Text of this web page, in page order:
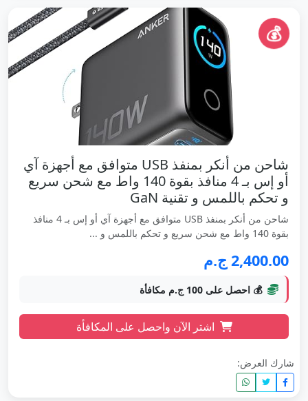
💰
شاحن من أنكر بمنفذ USB متوافق مع أجهزة آي
أو إس بـ 4 منافذ بقوة 140 واط مع شحن سريع
و تحكم باللمس و تقنية GaN
شاحن من أنكر بمنفذ USB متوافق مع أجهزة آي أو إس بـ 4 منافذ
بقوة 140 واط مع شحن سريع و تحكم باللمس و ...
2,400.00 ج.م
💰 احصل على 100 ج.م مكافأة
اشتر الآن واحصل على المكافأة
شارك العرض: